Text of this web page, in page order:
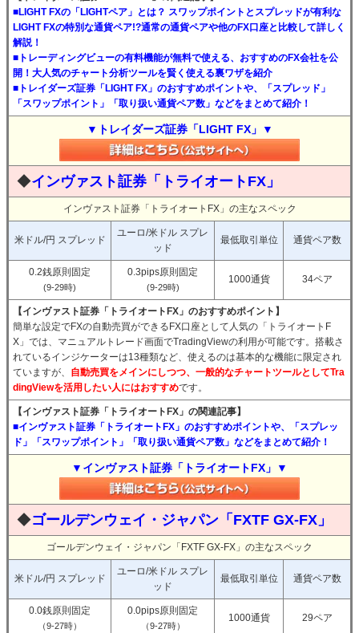
■LIGHT FXの「LIGHTペア」とは？ スワップポイントとスプレッドが有利な
LIGHT FXの特別な通貨ペア!?通常の通貨ペアや他のFX口座と比較して詳しく
解説！
■トレーディングビューの有料機能が無料で使える、おすすめのFX会社を公
開！大人気のチャート分析ツールを賢く使える裏ワザを紹介
■トレイダーズ証券「LIGHT FX」のおすすめポイントや、「スプレッド」
「スワップポイント」「取り扱い通貨ペア数」などをまとめて紹介！
▼トレイダーズ証券「LIGHT FX」▼
◆インヴァスト証券「トライオートFX」
インヴァスト証券「トライオートFX」の主なスペック
米ドル/円 スプレッド
ユーロ/米ドル スプレ
ッド
最低取引単位 通貨ペア数
0.2銭原則固定
(9-29時)
0.3pips原則固定
(9-29時)
1000通貨 34ペア
【インヴァスト証券「トライオートFX」のおすすめポイント】
簡単な設定でFXの自動売買ができるFX口座として人気の「トライオートF
X」では、マニュアルトレード画面でTradingViewの利用が可能です。搭載さ
れているインジケーターは13種類など、使えるのは基本的な機能に限定され
ていますが、 自動売買をメインにしつつ、一般的なチャートツールとしてTra
dingViewを活用したい人にはおすすめです。
【インヴァスト証券「トライオートFX」の関連記事】
■インヴァスト証券「トライオートFX」のおすすめポイントや、「スプレッ
ド」「スワップポイント」「取り扱い通貨ペア数」などをまとめて紹介！
▼インヴァスト証券「トライオートFX」▼
◆ゴールデンウェイ・ジャパン「FXTF GX-FX」
ゴールデンウェイ・ジャパン「FXTF GX-FX」の主なスペック
米ドル/円 スプレッド
ユーロ/米ドル スプレ
ッド
最低取引単位 通貨ペア数
0.0銭原則固定
（9-27時）
0.0pips原則固定
（9-27時）
1000通貨 29ペア